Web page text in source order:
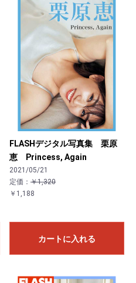
FLASHデジタル写真集 栗原
恵 Princess, Again
2021/05/21
定価： ￥1,320
￥1,188
カートに入れる